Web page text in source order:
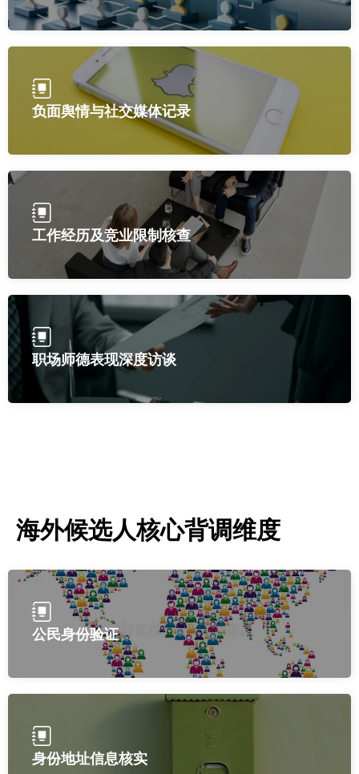
负面舆情与社交媒体记录
工作经历及竞业限制核查
职场师德表现深度访谈
海外候选人核心背调维度
公民身份验证
身份地址信息核实